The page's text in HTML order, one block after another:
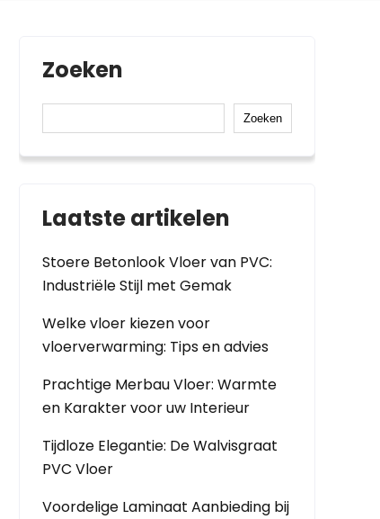
Zoeken
Zoeken
Laatste artikelen
Stoere Betonlook Vloer van PVC:
Industriële Stijl met Gemak
Welke vloer kiezen voor
vloerverwarming: Tips en advies
Prachtige Merbau Vloer: Warmte
en Karakter voor uw Interieur
Tijdloze Elegantie: De Walvisgraat
PVC Vloer
Voordelige Laminaat Aanbieding bij